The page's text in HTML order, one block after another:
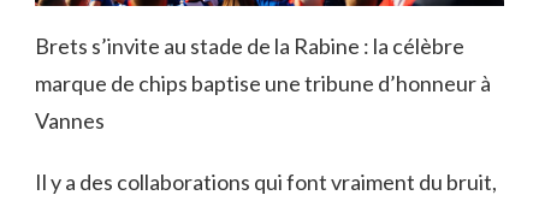
Brets s’invite au stade de la Rabine : la célèbre
marque de chips baptise une tribune d’honneur à
Vannes
Il y a des collaborations qui font vraiment du bruit,